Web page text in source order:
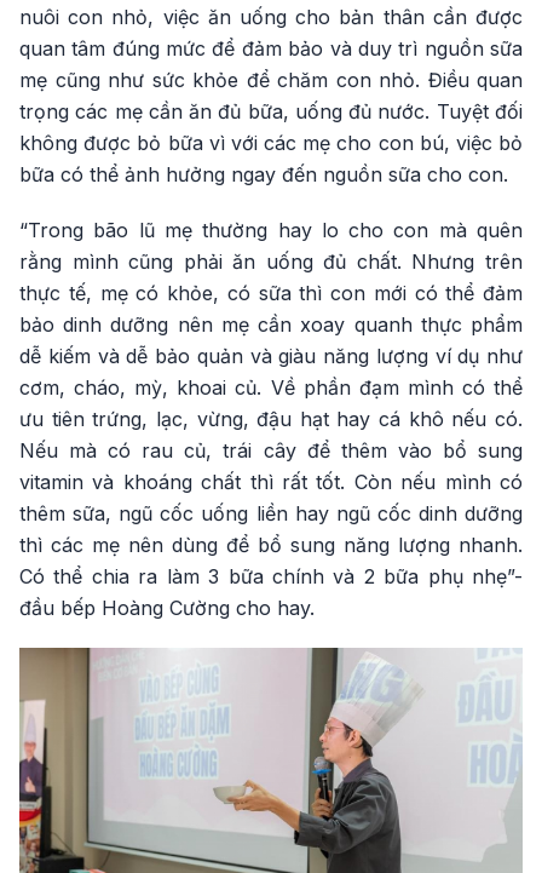
nuôi con nhỏ, việc ăn uống cho bản thân cần được
quan tâm đúng mức để đảm bảo và duy trì nguồn sữa
mẹ cũng như sức khỏe để chăm con nhỏ. Điều quan
trọng các mẹ cần ăn đủ bữa, uống đủ nước. Tuyệt đối
không được bỏ bữa vì với các mẹ cho con bú, việc bỏ
bữa có thể ảnh hưởng ngay đến nguồn sữa cho con.
“Trong bão lũ mẹ thường hay lo cho con mà quên
rằng mình cũng phải ăn uống đủ chất. Nhưng trên
thực tế, mẹ có khỏe, có sữa thì con mới có thể đảm
bảo dinh dưỡng nên mẹ cần xoay quanh thực phẩm
dễ kiếm và dễ bảo quản và giàu năng lượng ví dụ như
cơm, cháo, mỳ, khoai củ. Về phần đạm mình có thể
ưu tiên trứng, lạc, vừng, đậu hạt hay cá khô nếu có.
Nếu mà có rau củ, trái cây để thêm vào bổ sung
vitamin và khoáng chất thì rất tốt. Còn nếu mình có
thêm sữa, ngũ cốc uống liền hay ngũ cốc dinh dưỡng
thì các mẹ nên dùng để bổ sung năng lượng nhanh.
Có thể chia ra làm 3 bữa chính và 2 bữa phụ nhẹ”-
đầu bếp Hoàng Cường cho hay.